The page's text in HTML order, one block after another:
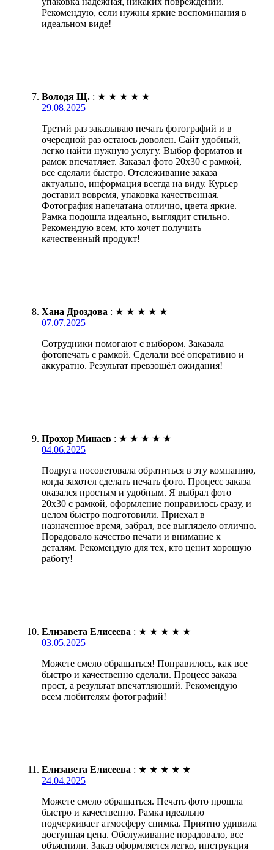
Рекомендую, если нужны яркие воспоминания в
идеальном виде!
Володя Щ. : ★ ★ ★ ★ ★
29.08.2025
Третий раз заказываю печать фотографий и в
очередной раз остаюсь доволен. Сайт удобный,
легко найти нужную услугу. Выбор форматов и
рамок впечатляет. Заказал фото 20х30 с рамкой,
все сделали быстро. Отслеживание заказа
актуально, информация всегда на виду. Курьер
доставил вовремя, упаковка качественная.
Фотография напечатана отлично, цвета яркие.
Рамка подошла идеально, выглядит стильно.
Рекомендую всем, кто хочет получить
качественный продукт!
Хана Дроздова : ★ ★ ★ ★ ★
07.07.2025
Сотрудники помогают с выбором. Заказала
фотопечать с рамкой. Сделали всё оперативно и
аккуратно. Результат превзошёл ожидания!
Прохор Минаев : ★ ★ ★ ★ ★
04.06.2025
Подруга посоветовала обратиться в эту компанию,
когда захотел сделать печать фото. Процесс заказа
оказался простым и удобным. Я выбрал фото
20х30 с рамкой, оформление понравилось сразу, и
целом быстро подготовили. Приехал в
назначенное время, забрал, все выглядело отлично.
Порадовало качество печати и внимание к
деталям. Рекомендую для тех, кто ценит хорошую
работу!
Елизавета Елисеева : ★ ★ ★ ★ ★
03.05.2025
Можете смело обращаться! Понравилось, как все
быстро и качественно сделали. Процесс заказа
прост, а результат впечатляющий. Рекомендую
всем любителям фотографий!
Елизавета Елисеева : ★ ★ ★ ★ ★
24.04.2025
Можете смело обращаться. Печать фото прошла
быстро и качественно. Рамка идеально
подчеркивает атмосферу снимка. Приятно удивила
доступная цена. Обслуживание порадовало, все
объяснили. Заказ оформляется легко, инструкция